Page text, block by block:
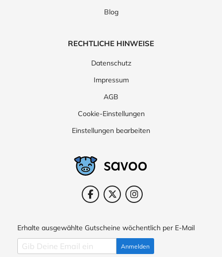
Blog
RECHTLICHE HINWEISE
Datenschutz
Impressum
AGB
Cookie-Einstellungen
Einstellungen bearbeiten
Erhalte ausgewählte Gutscheine wöchentlich per E-Mail
Anmelden